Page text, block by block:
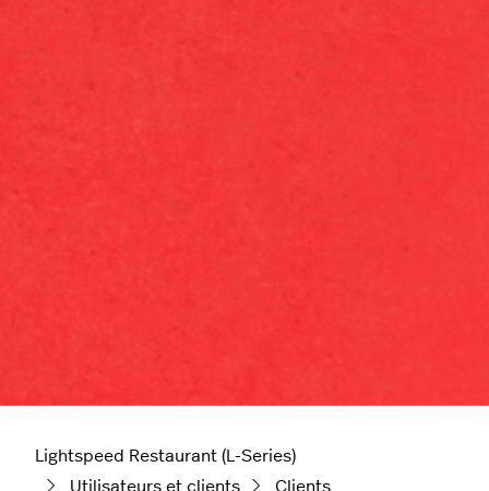
Lightspeed Restaurant (L-Series)
Utilisateurs et clients
Clients